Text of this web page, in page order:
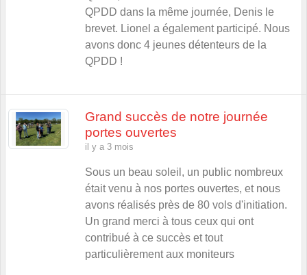
QPDD dans la même journée, Denis le
brevet. Lionel a également participé. Nous
avons donc 4 jeunes détenteurs de la
QPDD !
Grand succès de notre journée
portes ouvertes
il y a 3 mois
Sous un beau soleil, un public nombreux
était venu à nos portes ouvertes, et nous
avons réalisés près de 80 vols d'initiation.
Un grand merci à tous ceux qui ont
contribué à ce succès et tout
particulièrement aux moniteurs